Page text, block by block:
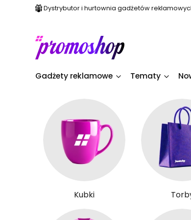
Dystrybutor i hurtownia gadżetów
Gadżety reklamowe Tematy
Kubki